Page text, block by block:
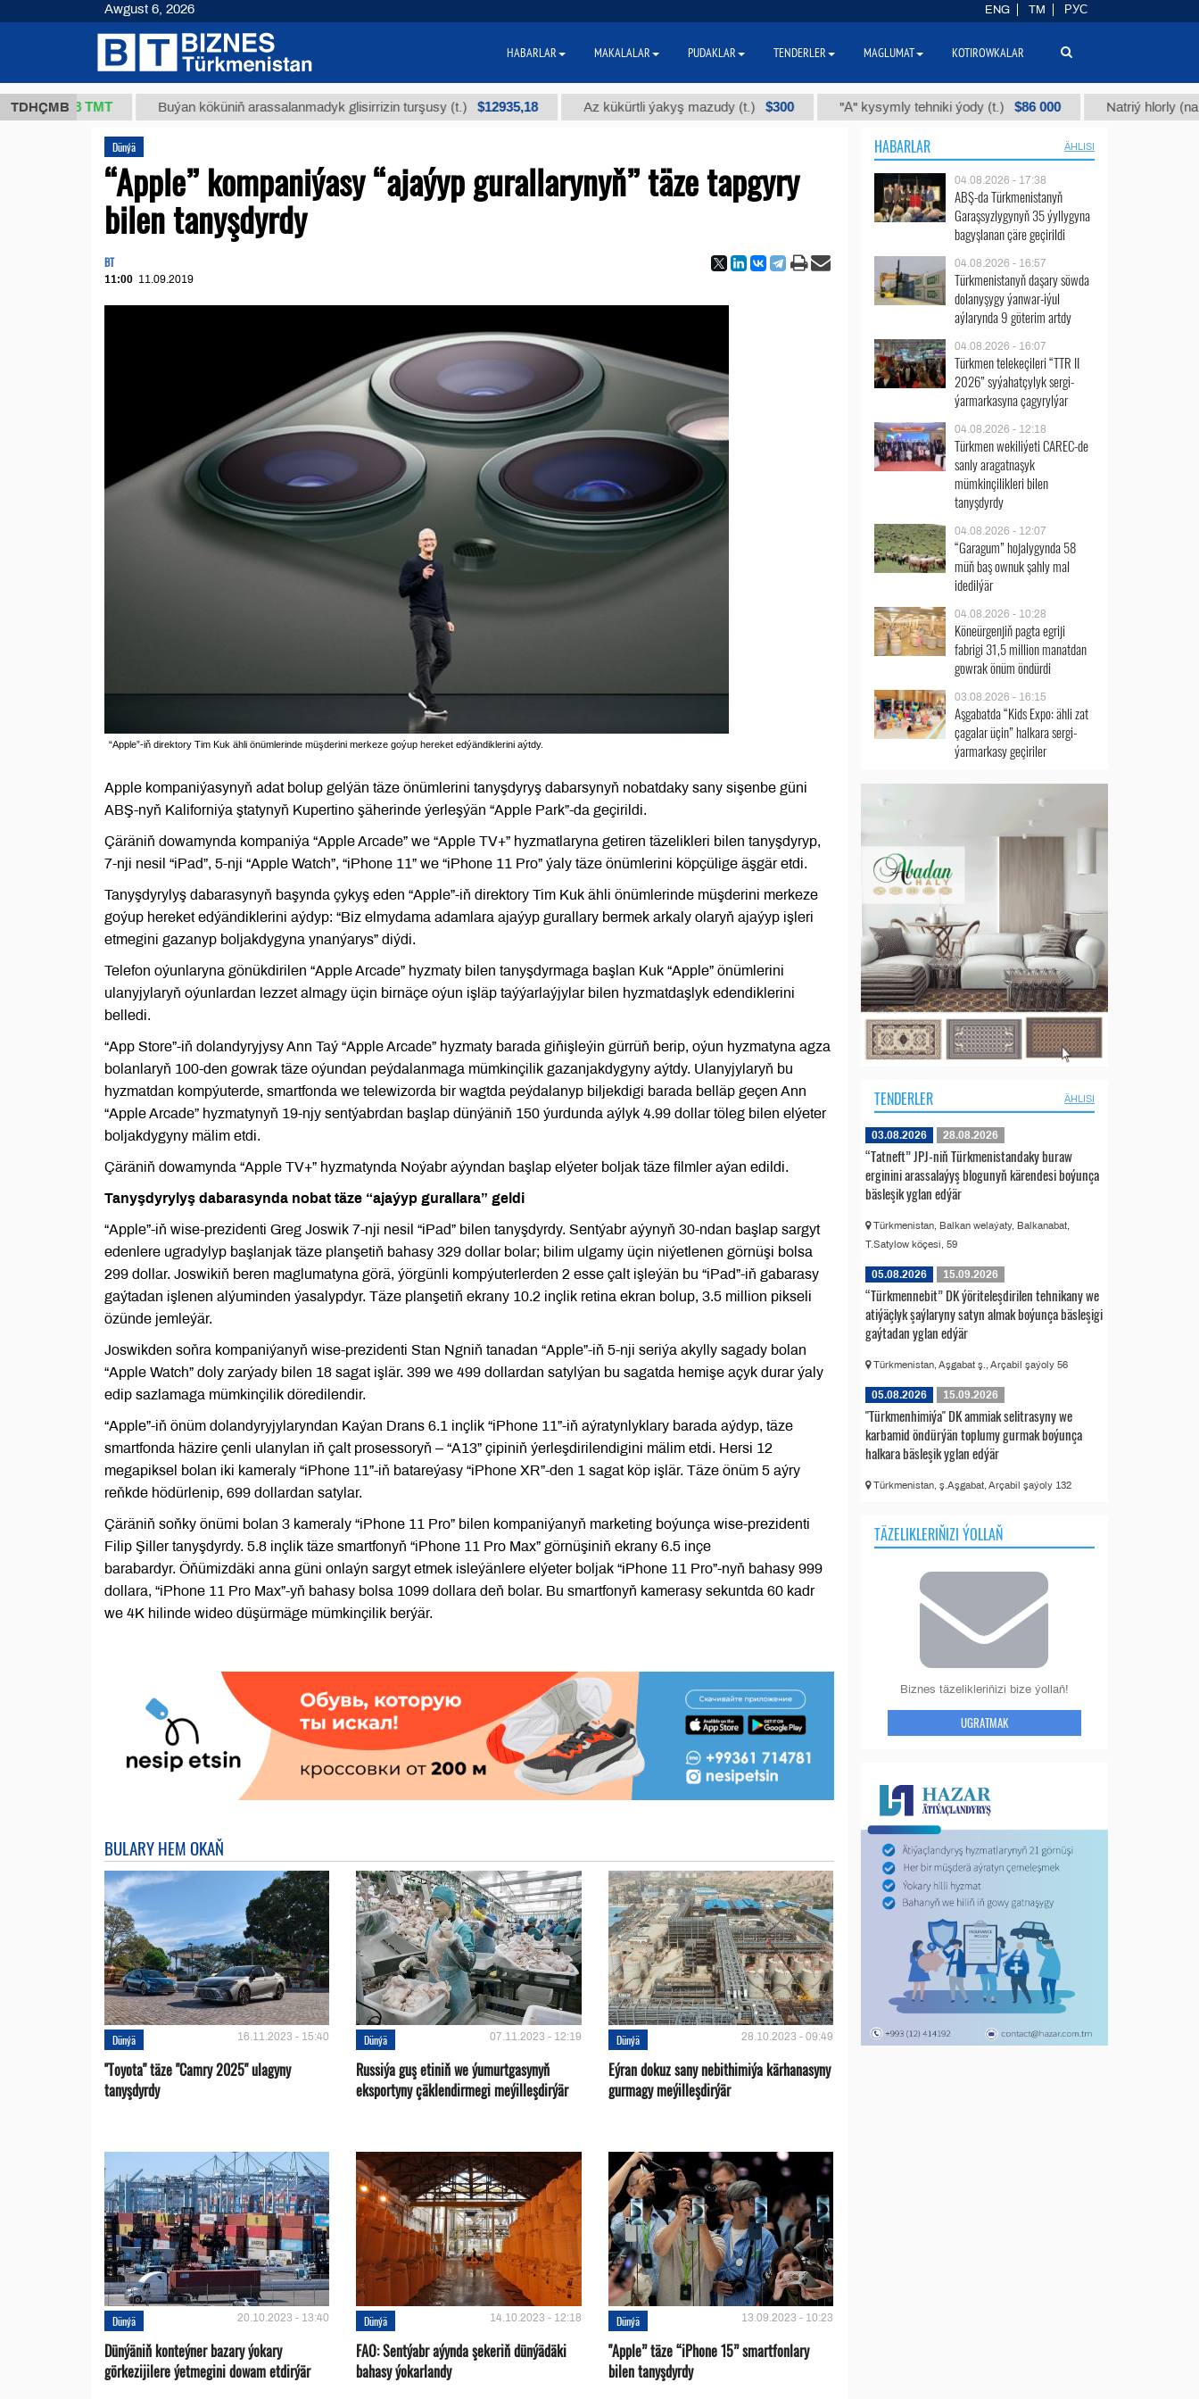
TDHÇMB
37,8 ТМТ Buýan köküniň arassalanmadyk glisirrizin turşusy (t.) $12935,18 Az kükürtli ýakyş mazudy (t.) $300 "А" kysymly tehniki ýody (t.) $86 000 Natriý hlorly (nahar
Dünýä
“Apple” kompaniýasy “ajaýyp gurallarynyň” täze tapgyry
bilen tanyşdyrdy
BT
11:00 11.09.2019
“Apple”-iň direktory Tim Kuk ähli önümlerinde müşderini merkeze goýup hereket edýändiklerini aýtdy.
Apple kompaniýasynyň adat bolup gelýän täze önümlerini tanyşdyryş dabarsynyň nobatdaky sany sişenbe güni
ABŞ-nyň Kaliforniýa ştatynyň Kupertino şäherinde ýerleşýän “Apple Park”-da geçirildi.
Çäräniň dowamynda kompaniýa “Apple Arcade” we “Apple TV+” hyzmatlaryna getiren täzelikleri bilen tanyşdyryp,
7-nji nesil “iPad”, 5-nji “Apple Watch”, “iPhone 11” we “iPhone 11 Pro” ýaly täze önümlerini köpçülige äşgär etdi.
Tanyşdyrylyş dabarasynyň başynda çykyş eden “Apple”-iň direktory Tim Kuk ähli önümlerinde müşderini merkeze
goýup hereket edýändiklerini aýdyp: “Biz elmydama adamlara ajaýyp gurallary bermek arkaly olaryň ajaýyp işleri
etmegini gazanyp boljakdygyna ynanýarys” diýdi.
Telefon oýunlaryna gönükdirilen “Apple Arcade” hyzmaty bilen tanyşdyrmaga başlan Kuk “Apple” önümlerini
ulanyjylaryň oýunlardan lezzet almagy üçin birnäçe oýun işläp taýýarlaýjylar bilen hyzmatdaşlyk edendiklerini
belledi.
“App Store”-iň dolandyryjysy Ann Taý “Apple Arcade” hyzmaty barada giňişleýin gürrüň berip, oýun hyzmatyna agza
bolanlaryň 100-den gowrak täze oýundan peýdalanmaga mümkinçilik gazanjakdygyny aýtdy. Ulanyjylaryň bu
hyzmatdan kompýuterde, smartfonda we telewizorda bir wagtda peýdalanyp biljekdigi barada belläp geçen Ann
“Apple Arcade” hyzmatynyň 19-njy sentýabrdan başlap dünýäniň 150 ýurdunda aýlyk 4.99 dollar töleg bilen elýeter
boljakdygyny mälim etdi.
Çäräniň dowamynda “Apple TV+” hyzmatynda Noýabr aýyndan başlap elýeter boljak täze filmler aýan edildi.
Tanyşdyrylyş dabarasynda nobat täze “ajaýyp gurallara” geldi
“Apple”-iň wise-prezidenti Greg Joswik 7-nji nesil “iPad” bilen tanyşdyrdy. Sentýabr aýynyň 30-ndan başlap sargyt
edenlere ugradylyp başlanjak täze planşetiň bahasy 329 dollar bolar; bilim ulgamy üçin niýetlenen görnüşi bolsa
299 dollar. Joswikiň beren maglumatyna görä, ýörgünli kompýuterlerden 2 esse çalt işleýän bu “iPad”-iň gabarasy
gaýtadan işlenen alýuminden ýasalypdyr. Täze planşetiň ekrany 10.2 inçlik retina ekran bolup, 3.5 million pikseli
özünde jemleýär.
Joswikden soňra kompaniýanyň wise-prezidenti Stan Ngniň tanadan “Apple”-iň 5-nji seriýa akylly sagady bolan
“Apple Watch” doly zarýady bilen 18 sagat işlär. 399 we 499 dollardan satylýan bu sagatda hemişe açyk durar ýaly
edip sazlamaga mümkinçilik döredilendir.
“Apple”-iň önüm dolandyryjylaryndan Kaýan Drans 6.1 inçlik “iPhone 11”-iň aýratynlyklary barada aýdyp, täze
smartfonda häzire çenli ulanylan iň çalt prosessoryň – “A13” çipiniň ýerleşdirilendigini mälim etdi. Hersi 12
megapiksel bolan iki kameraly “iPhone 11”-iň batareýasy “iPhone XR”-den 1 sagat köp işlär. Täze önüm 5 aýry
reňkde hödürlenip, 699 dollardan satylar.
Çäräniň soňky önümi bolan 3 kameraly “iPhone 11 Pro” bilen kompaniýanyň marketing boýunça wise-prezidenti
Filip Şiller tanyşdyrdy. 5.8 inçlik täze smartfonyň “iPhone 11 Pro Max” görnüşiniň ekrany 6.5 inçe
barabardyr. Öňümizdäki anna güni onlaýn sargyt etmek isleýänlere elýeter boljak “iPhone 11 Pro”-nyň bahasy 999
dollara, “iPhone 11 Pro Max”-yň bahasy bolsa 1099 dollara deň bolar. Bu smartfonyň kamerasy sekuntda 60 kadr
we 4K hilinde wideo düşürmäge mümkinçilik berýär.
BULARY HEM OKAŇ
Dünýä 16.11.2023 - 15:40
''Toyota" täze "Camry 2025" ulagyny
tanyşdyrdy
Dünýä 07.11.2023 - 12:19
Russiýa guş etiniň we ýumurtgasynyň
eksportyny çäklendirmegi meýilleşdirýär
Dünýä 28.10.2023 - 09:49
Eýran dokuz sany nebithimiýa kärhanasyny
gurmagy meýilleşdirýär
Dünýä 20.10.2023 - 13:40
Dünýäniň konteýner bazary ýokary
görkezijilere ýetmegini dowam etdirýär
Dünýä 14.10.2023 - 12:18
FAO: Sentýabr aýynda şekeriň dünýädäki
bahasy ýokarlandy
Dünýä 13.09.2023 - 10:23
"Apple” täze “iPhone 15” smartfonlary
bilen tanyşdyrdy
HABARLAR ÄHLISI
04.08.2026 - 17:38
ABŞ-da Türkmenistanyň
Garaşsyzlygynyň 35 ýyllygyna
bagyşlanan çäre geçirildi
04.08.2026 - 16:57
Türkmenistanyň daşary söwda
dolanyşygy ýanwar-iýul
aýlarynda 9 göterim artdy
04.08.2026 - 16:07
Türkmen telekeçileri “TTR II
2026” syýahatçylyk sergi-
ýarmarkasyna çagyrylýar
04.08.2026 - 12:18
Türkmen wekiliýeti CAREC-de
sanly aragatnaşyk
mümkinçilikleri bilen
tanyşdyrdy
04.08.2026 - 12:07
“Garagum” hojalygynda 58
müň baş ownuk şahly mal
idedilýär
04.08.2026 - 10:28
Köneürgenjiň pagta egriji
fabrigi 31,5 million manatdan
gowrak önüm öndürdi
03.08.2026 - 16:15
Aşgabatda “Kids Expo: ähli zat
çagalar üçin” halkara sergi-
ýarmarkasy geçiriler
TENDERLER ÄHLISI
03.08.2026 28.08.2026
“Tatneft” JPJ-niň Türkmenistandaky buraw
erginini arassalaýyş blogunyň kärendesi boýunça
bäsleşik yglan edýär
Türkmenistan, Balkan welaýaty, Balkanabat,
T.Satylow köçesi, 59
05.08.2026 15.09.2026
“Türkmennebit” DK ýöriteleşdirilen tehnikany we
atiýäçlyk şaýlaryny satyn almak boýunça bäsleşigi
gaýtadan yglan edýär
Türkmenistan, Aşgabat ş., Arçabil şaýoly 56
05.08.2026 15.09.2026
"Türkmenhimiýa" DK ammiak selitrasyny we
karbamid öndürýän toplumy gurmak boýunça
halkara bäsleşik yglan edýär
Türkmenistan, ş.Aşgabat, Arçabil şaýoly 132
TÄZELIKLERIŇIZI ÝOLLAŇ
Biznes täzelikleriňizi bize ýollaň!
UGRATMAK
Awgust 6, 2026 ENG TM РУС
HABARLAR MAKALALAR PUDAKLAR TENDERLER MAGLUMAT KOTIROWKALAR